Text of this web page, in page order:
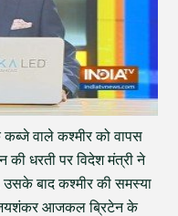
वाले कश्मीर को वापस
की धरती पर विदेश मंत्री ने
बाद कश्मीर की समस्या
जयशंकर आजकल ब्रिटेन के